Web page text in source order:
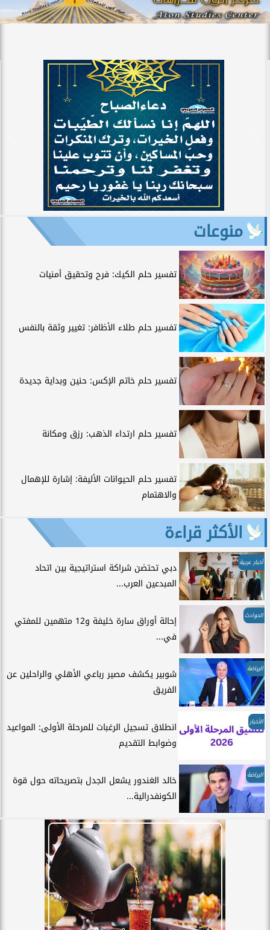
منوعات
تفسير حلم الكيك: فرح وتحقيق أمنيات
تفسير حلم طلاء الأظافر: تغيير وثقة بالنفس
تفسير حلم خاتم الإكس: حنين وبداية جديدة
تفسير حلم ارتداء الذهب: رزق ومكانة
تفسير حلم الحيوانات الأليفة: إشارة للإهمال
والاهتمام
الأكثر قراءة
أخبار عربية
دبي تحتضن شراكة استراتيجية بين اتحاد
المبدعين العرب...
الحوادث
إحالة أوراق سارة خليفة و12 متهمين للمفتي
في...
الرياضة
شوبير يكشف مصير رباعي الأهلي والراحلين عن
الفريق
الأخبار
انطلاق تسجيل الرغبات للمرحلة الأولى: المواعيد
وضوابط التقديم
الرياضة
خالد الغندور يشعل الجدل بتصريحاته حول قوة
الكونفدرالية...